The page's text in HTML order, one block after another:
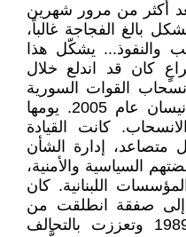
أكثر من مرور شهرين
بالغ الفجاجة غالباً،
والنفوذ... يشكّل هذا
كان قد اندلع خلال
القوات السورية
(مرغمة) من لبنان في أواخر نيسان عام 2005. يومها
كانت القيادة
إدارة الشأن
السياسية والأمنية،
اللبنانية. كان
إلى صفقة انطلقت من
إقرار «اتفاق الطائف» عام 1989 وتعززت بالتحالف